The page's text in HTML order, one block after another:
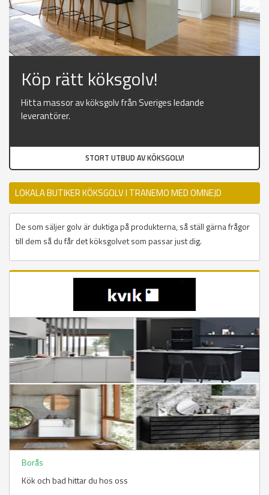
Köp rätt köksgolv!
Hitta massor av köksgolv från Sveriges ledande
leverantörer.
STORT UTBUD AV KÖKSGOLV!
LOKALA BUTIKER KÖKSGOLV I TRANEMO MED OMNEJD
De som säljer golv är duktiga på produkterna, så ställ gärna frågor
till dem så du får det köksgolvet som passar just dig.
Borås
Kök och bad hittar du hos oss